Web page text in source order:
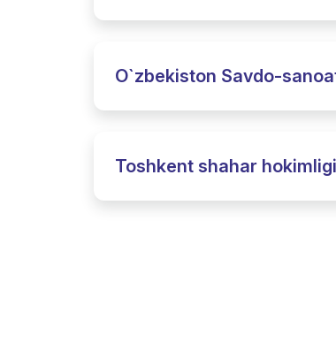
O`zbekiston Savdo-
Toshkent shahar hokimligi